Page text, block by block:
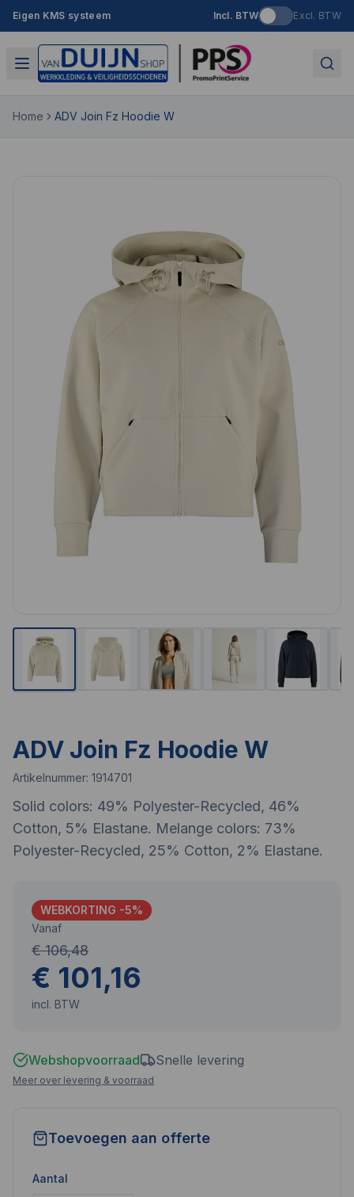
Eigen KMS systeem Incl. BTW Excl. BTW
Home ADV Join Fz Hoodie W
ADV Join Fz Hoodie W
Artikelnummer: 1914701
Solid colors: 49% Polyester-Recycled, 46%
Cotton, 5% Elastane. Melange colors: 73%
Polyester-Recycled, 25% Cotton, 2% Elastane.
WEBKORTING -5%
Vanaf
€ 106,48
€ 101,16
incl. BTW
Webshopvoorraad Snelle levering
Meer over levering & voorraad
Toevoegen aan offerte
Aantal